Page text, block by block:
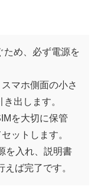
ため、必ず電源を
スマホ側面の小さ
出します。
を大切に保管
ットします。
を入れ、説明書
ば完了です。